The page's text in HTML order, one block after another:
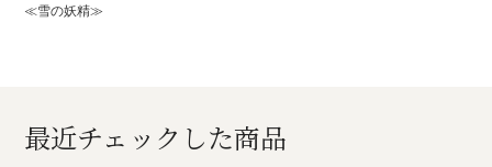
≪雪の妖精≫
最近チェックした商品